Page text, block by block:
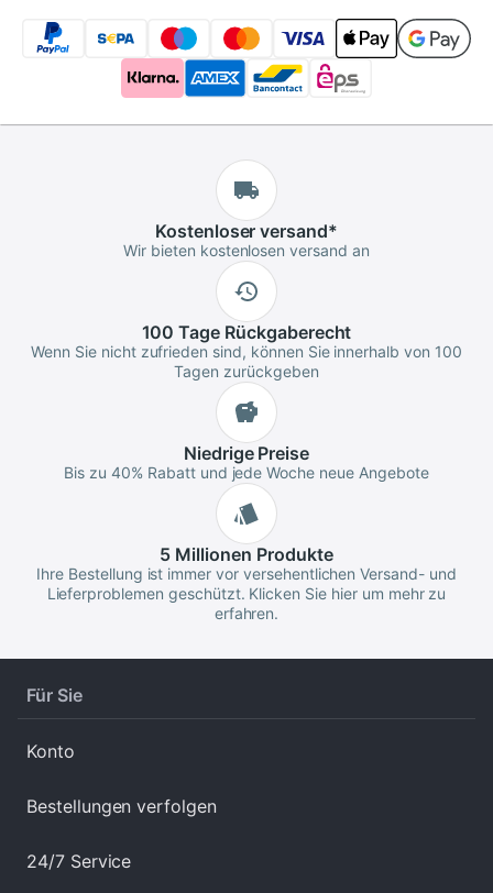
Kostenloser versand*
Wir bieten kostenlosen versand an
100 Tage Rückgaberecht
Wenn Sie nicht zufrieden sind, können Sie innerhalb von 100
Tagen zurückgeben
NiedrigePreise
Bis zu 40% Rabatt und jede Woche neue Angebote
5 Millionen Produkte
Ihre Bestellung ist immer vor versehentlichen Versand- und
Lieferproblemen geschützt. Klicken Sie hier um mehr zu
erfahren.
Für Sie
Konto
Bestellungen verfolgen
24/7 Service